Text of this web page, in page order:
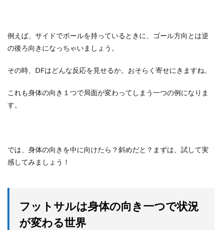
例えば、サイドでボールを持っているときに、ゴール方向とは逆
の後ろ向きになっちゃいましょう。
その時、DFはどんな反応を見せるか。おそらく寄せにきますね。
これも身体の向き１つで局面が変わってしまう一つの例になりま
す。
では、身体の向きを中に向けたら？斜めだと？まずは、試して実
感してみましょう！
フットサルは身体の向き一つで状況
が変わる世界